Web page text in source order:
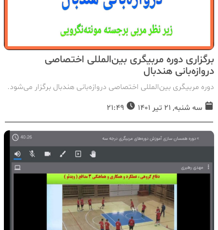
برگزاری دوره مربیگری بین‌المللی اختصاصی
دروازه‌بانی هندبال
دوره مربیگری بین‌المللی اختصاصی دروازه‌بانی هندبال برگزار می‌شود.
سه شنبه, 21 تیر 1401